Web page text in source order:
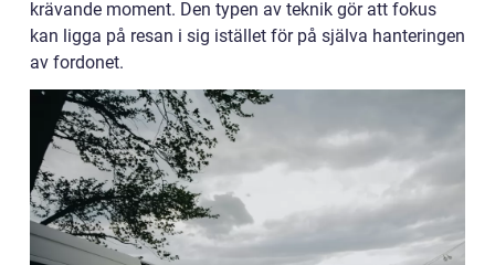
krävande moment. Den typen av teknik gör att fokus
kan ligga på resan i sig istället för på själva hanteringen
av fordonet.